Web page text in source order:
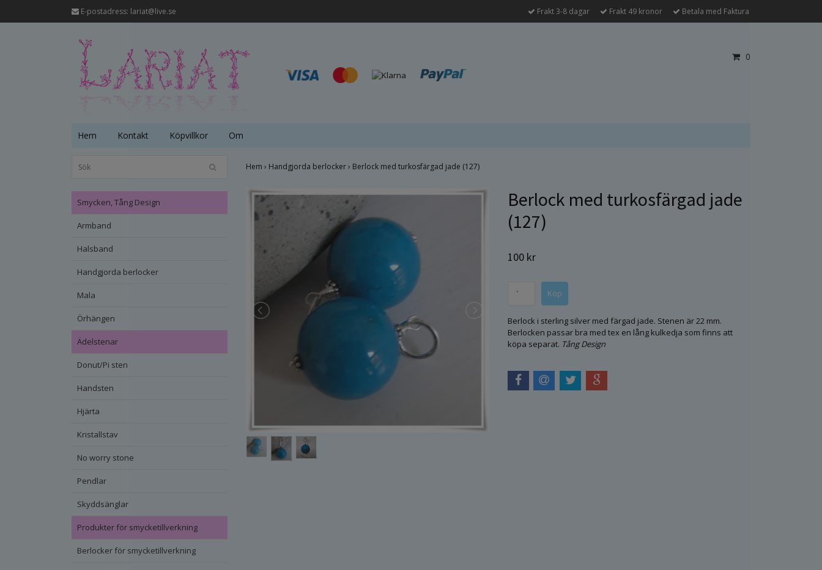
E-postadress: lariat@live.se Frakt 3-8 dagar Frakt 49 kronor Betala med Faktura
0
Hem Kontakt Köpvillkor Om
Smycken, Tång Design
Armband
Halsband
Handgjorda berlocker
Mala
Örhängen
Ädelstenar
Donut/Pi sten
Handsten
Hjärta
Kristallstav
No worry stone
Pendlar
Skyddsänglar
Produkter för smycketillverkning
Berlocker för smycketillverkning
Hem › Handgjorda berlocker› Berlock med turkosfärgad jade (127)
Berlock med turkosfärgad jade
(127)
100 kr
Berlock i sterling silver med färgad jade. Stenen är 22 mm.
Berlocken passar bra med tex en lång kulkedja som finns att
köpa separat. Tång Design